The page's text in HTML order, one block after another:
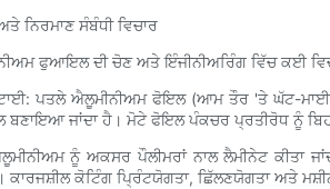
ਨਿਰਮਾਣ ਸੰਬੰਧੀ ਵਿਚਾਰ
ਫੁਆਇਲ ਦੀ ਚੋਣ ਅਤੇ ਇੰਜੀਨੀਅਰਿੰਗ ਵਿੱਚ ਕਈ
ਪਤਲੇ ਐਲੂਮੀਨੀਅਮ ਫੋਇਲ (ਆਮ ਤੌਰ 'ਤੇ ਘੱਟ-
ਜਾਂਦਾ ਹੈ। ਮੋਟੇ ਫੋਇਲ ਪੰਕਚਰ ਪ੍ਰਤੀਰੋਧ ਨੂੰ
ਨੂੰ ਅਕਸਰ ਪੌਲੀਮਰਾਂ ਨਾਲ ਲੈਮੀਨੇਟ ਕੀਤਾ
ਕੋਟਿੰਗ ਪ੍ਰਿੰਟਯੋਗਤਾ, ਛਿੱਲਣਯੋਗਤਾ ਅਤੇ